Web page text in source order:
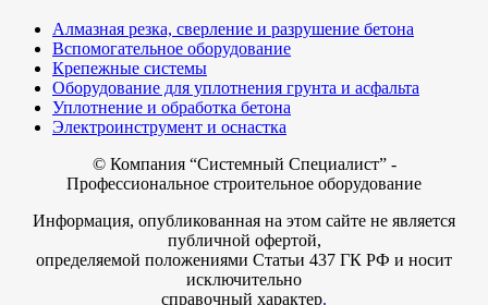
Алмазная резка, сверление и разрушение бетона
Вспомогательное оборудование
Крепежные системы
Оборудование для уплотнения грунта и асфальта
Уплотнение и обработка бетона
Электроинструмент и оснастка
© Компания “Системный Специалист” -
Профессиональное строительное оборудование
Информация, опубликованная на этом сайте не является
публичной офертой,
определяемой положениями Статьи 437 ГК РФ и носит
исключительно
справочный характер.